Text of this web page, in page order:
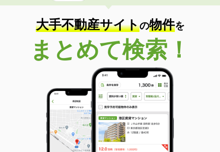
大手不動産サイトの物件を
まとめて検索！